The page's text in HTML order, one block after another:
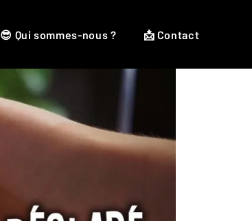
😎 Qui sommes-nous ? 📩 Contact